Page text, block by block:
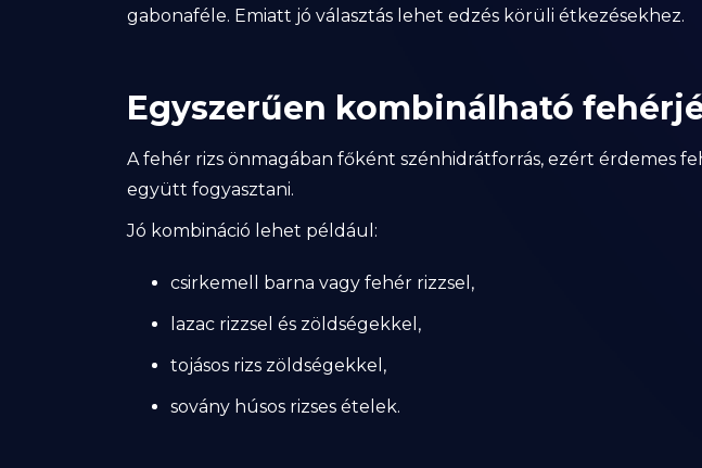
gabonaféle. Emiatt jó választás lehet edzés körüli étkezésekhez.
Egyszerűen kombinálható
A fehér rizs önmagában főként szénhidrátforrás, ezért érdemes
együtt fogyasztani.
Jó kombináció lehet például:
csirkemell barna vagy fehér rizzsel,
lazac rizzsel és zöldségekkel,
tojásos rizs zöldségekkel,
sovány húsos rizses ételek.